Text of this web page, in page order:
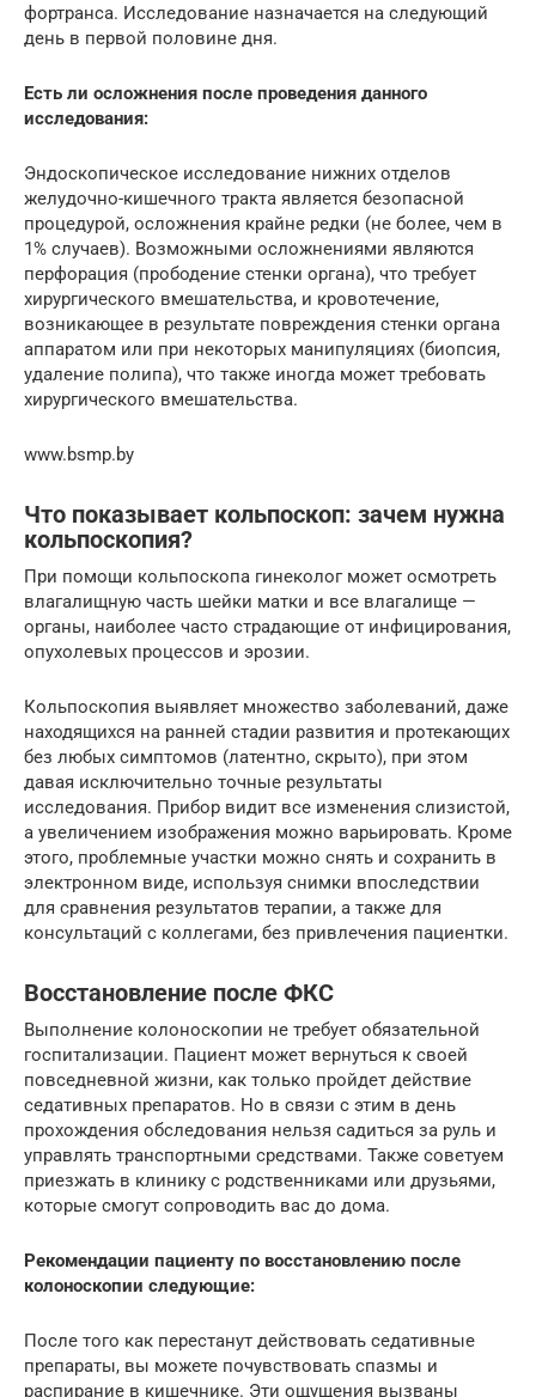
фортранса. Исследование назначается на следующий
день в первой половине дня.
Есть ли осложнения после проведения данного
исследования:
Эндоскопическое исследование нижних отделов
желудочно-кишечного тракта является безопасной
процедурой, осложнения крайне редки (не более, чем в
1% случаев). Возможными осложнениями являются
перфорация (прободение стенки органа), что требует
хирургического вмешательства, и кровотечение,
возникающее в результате повреждения стенки органа
аппаратом или при некоторых манипуляциях (биопсия,
удаление полипа), что также иногда может требовать
хирургического вмешательства.
www.bsmp.by
Что показывает кольпоскоп: зачем нужна
кольпоскопия?
При помощи кольпоскопа гинеколог может осмотреть
влагалищную часть шейки матки и все влагалище —
органы, наиболее часто страдающие от инфицирования,
опухолевых процессов и эрозии.
Кольпоскопия выявляет множество заболеваний, даже
находящихся на ранней стадии развития и протекающих
без любых симптомов (латентно, скрыто), при этом
давая исключительно точные результаты
исследования. Прибор видит все изменения слизистой,
а увеличением изображения можно варьировать. Кроме
этого, проблемные участки можно снять и сохранить в
электронном виде, используя снимки впоследствии
для сравнения результатов терапии, а также для
консультаций с коллегами, без привлечения пациентки.
Восстановление после ФКС
Выполнение колоноскопии не требует обязательной
госпитализации. Пациент может вернуться к своей
повседневной жизни, как только пройдет действие
седативных препаратов. Но в связи с этим в день
прохождения обследования нельзя садиться за руль и
управлять транспортными средствами. Также советуем
приезжать в клинику с родственниками или друзьями,
которые смогут сопроводить вас до дома.
Рекомендации пациенту по восстановлению после
колоноскопии следующие:
После того как перестанут действовать седативные
препараты, вы можете почувствовать спазмы и
распирание в кишечнике. Эти ощущения вызваны